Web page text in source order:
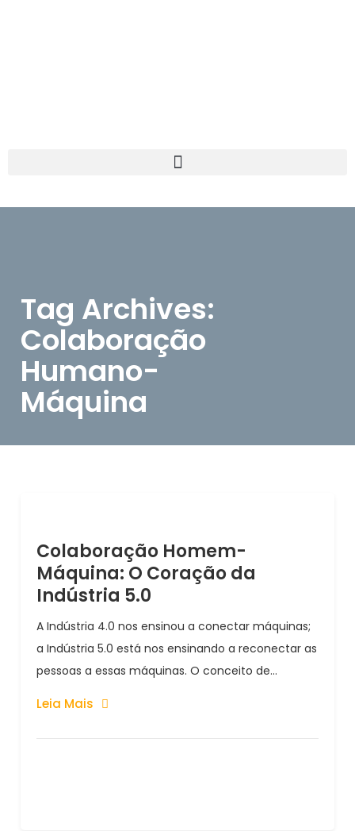
Tag Archives:
Colaboração
Humano-
Máquina
Colaboração Homem-
Máquina: O Coração da
Indústria 5.0
A Indústria 4.0 nos ensinou a conectar máquinas;
a Indústria 5.0 está nos ensinando a reconectar as
pessoas a essas máquinas. O conceito de...
Leia Mais